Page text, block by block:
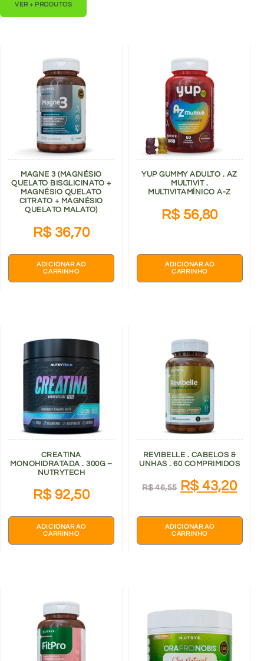
VER + PRODUTOS
MAGNE 3 (MAGNÉSIO
QUELATO BISGLICINATO +
MAGNÉSIO QUELATO
CITRATO + MAGNÉSIO
QUELATO MALATO)
R$36,70
ADICIONAR AO
CARRINHO
YUP GUMMY ADULTO . AZ
MULTIVIT .
MULTIVITAMÍNICO A-Z
R$56,80
ADICIONAR AO
CARRINHO
CREATINA
MONOHIDRATADA . 300G –
NUTRYTECH
R$92,50
ADICIONAR AO
CARRINHO
REVIBELLE . CABELOS &
UNHAS . 60 COMPRIMIDOS
R$46,55 R$43,20
ADICIONAR AO
CARRINHO